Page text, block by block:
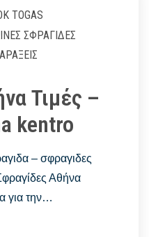
TOGAS
ΣΦΡΑΓΊΔΕΣ
Τιμές –
kentro
– σφραγιδες
Αθήνα
για την…